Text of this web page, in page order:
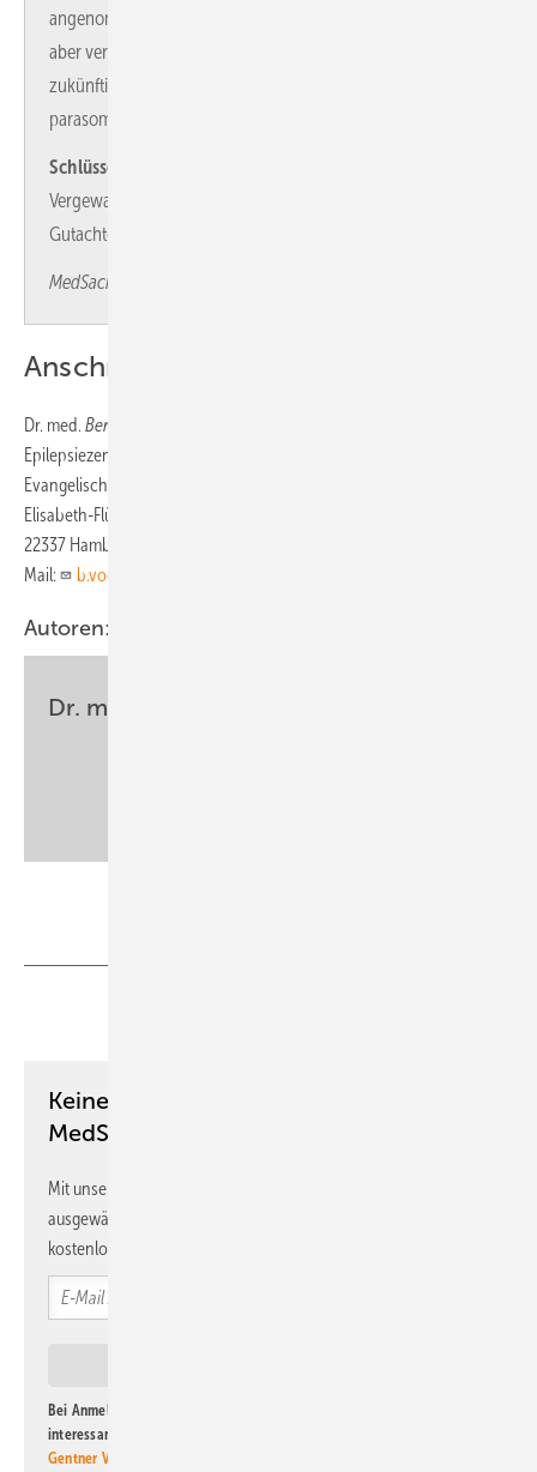
angenommen, so entgeht der Täter einer Bestrafung. Er kann
aber verpflichtet werden, nun dafür Sorge zu tragen, dass
zukünftige Bett -/ Wohnungspartner nicht durch weitere
parasomnische Taten überrascht und geschädigt werden.
Schlüsselwörter
Vergewaltigung – schlafassoziierte Gewaltforensisches
Gutachten – Schuldfähigkeit
MedSach 119 6/2023 : 253–260
Anschrift des Verfassers
Dr. med. Berthold Voges
Epilepsiezentrum Hamburg
Evangelisches Krankenhaus Alsterdorf
Elisabeth-Flügge-Str.1
22337 Hamburg,
Mail:
b.voges@alsterdorf.de
Autoren:
Dr. med. Berthold Voges
Keine Zeit? Kein Problem mit dem
MedSach Newsletter!
Mit unserem Newsletter erhalten Sie regelmäßig von uns
ausgewählte Informationen und Neuigkeiten, gebündelt und
kostenlos direkt ins Postfach.
Bei Anmeldung zu diesem Newsletter bin ich damit einverstanden, über
interessante Verlags- und Online-Angebote
Gentner Verlag GmbH & Co. KG